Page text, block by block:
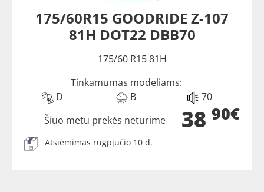
175/60R15 GOODRIDE Z-107
81H DOT22 DBB70
175/60 R15 81H
Tinkamumas modeliams:
D
B 70
38 90€
Šiuo metu prekės neturime
Atsiėmimas rugpjūčio 10 d.